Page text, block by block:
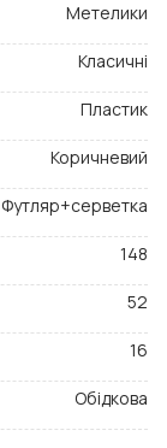
Метелики
Класичні
Пластик
Коричневий
Футляр+серветка
148
52
16
Обідкова